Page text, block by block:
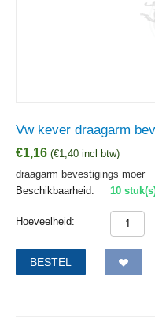
Vw kever draagarm
€1,16 (€1,40 incl btw)
draagarm bevestigings moer
Beschikbaarheid:
10
Hoeveelheid:
BESTEL